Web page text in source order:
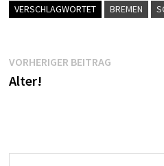
VERSCHLAGWORTET BREMEN
Beitragsnavigation
VORHERIGER BEITRAGVorheriger
Alter!